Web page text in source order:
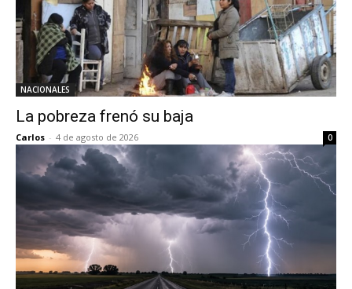
NACIONALES
La pobreza frenó su baja
Carlos - 4 de agosto de 2026 0